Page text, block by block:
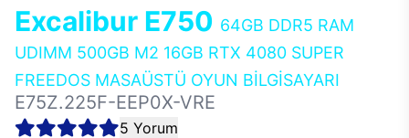
Excalibur E750 64GB DDR5 RAM
UDIMM 500GB M2 16GB RTX 4080 SUPER
FREEDOS MASAÜSTÜ OYUN BİLGİSAYARI
E75Z.225F-EEP0X-VRE
5 Yorum